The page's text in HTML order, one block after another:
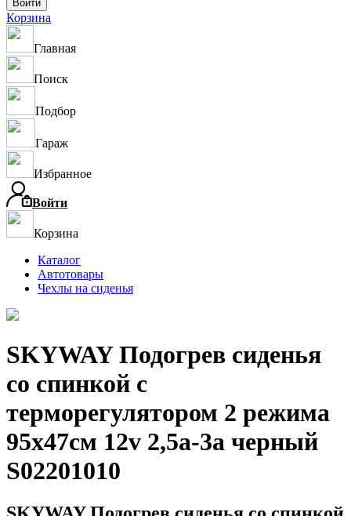
Корзина
Главная
Поиск
Подбор
Гараж
Избранное
Войти
Корзина
Каталог
Автотовары
Чехлы на сиденья
SKYWAY Подогрев сиденья
со спинкой с
терморегулятором 2 режима
95х47см 12v 2,5а-3а черный
S02201010